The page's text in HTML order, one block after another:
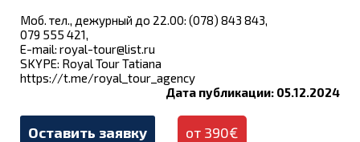
Моб. тел., дежурный до 22.00: (078) 843 843,
079 555 421,
E-mail: royal-tour@list.ru
SKYPE: Royal Tour Tatianа
https://t.me/royal_tour_agency
Дата публикации: 05.12.2024
Оставить заявку от 390€